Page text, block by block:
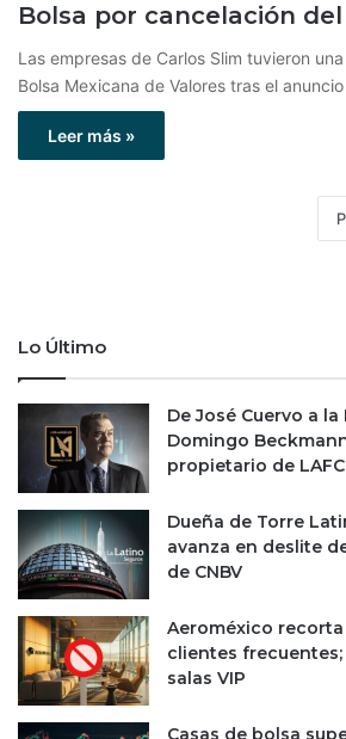
Bolsa por cancelación del
Las empresas de Carlos Slim tuvieron
Bolsa Mexicana de Valores tras el
Leer más »
Lo Último
De José Cuervo a la
Domingo
propietario de LAFC
Dueña de Torre
avanza en deslite
de CNBV
Aeroméxico
clientes
salas VIP
Casas de bolsa